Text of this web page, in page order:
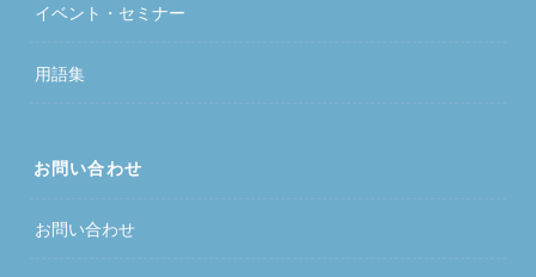
イベント・セミナー
用語集
お問い合わせ
お問い合わせ